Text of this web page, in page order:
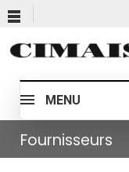
MENU
Fournisseurs